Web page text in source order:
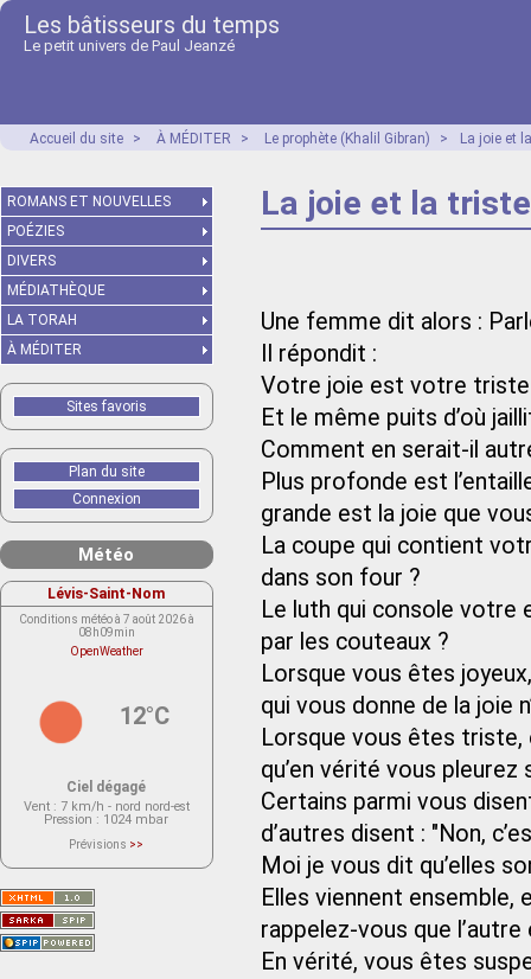
Les bâtisseurs du temps
Le petit univers de Paul Jeanzé
Accueil du site > À MÉDITER > Le prophète (Khalil Gibran) > La joie et
La joie et la
Une femme dit alors :
Il répondit :
Votre joie est votre
Et le même puits d’où
Comment en serait-il
Plus profonde est
grande est la joie que
La coupe qui contient
dans son four ?
Le luth qui console votre
par les couteaux ?
Lorsque vous êtes
qui vous donne de la joie
Lorsque vous êtes
qu’en vérité vous
Certains parmi vous
d’autres disent : "Non,
Moi je vous dit qu’elles
Elles viennent ensemble,
rappelez-vous que
En vérité, vous êtes
ROMANS ET NOUVELLES
POÉZIES
DIVERS
MÉDIATHÈQUE
LA TORAH
À MÉDITER
Sites favoris
Plan du site
Connexion
Météo
Lévis-Saint-Nom
Conditions météo à 7 août 2026 à
08h09min
OpenWeather
12°C
Ciel dégagé
Vent : 7 km/h - nord nord-est
Pression : 1024 mbar
Prévisions >>
actuellement aucune prévision
Saint-Nom.
Veuillez consulter le message du
service ci-dessous.
(401 - Invalid API key. Please see
https://openweathermap.org/faq#error401